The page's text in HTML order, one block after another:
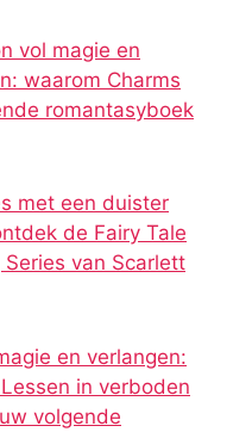
vol magie en
waarom Charms
romantasyboek
met een duister
de Fairy Tale
Series van Scarlett
en verlangen:
in verboden
volgende